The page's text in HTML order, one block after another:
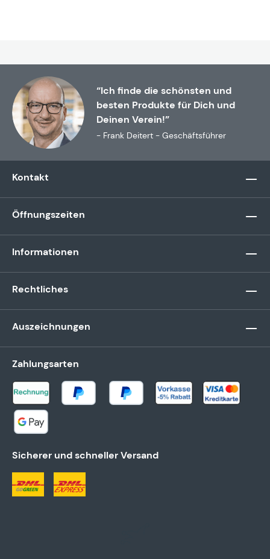
“Ich finde die schönsten und
besten Produkte für Dich und
Deinen Verein!”
- Frank Deitert - Geschäftsführer
Kontakt
Öffnungszeiten
Informationen
Rechtliches
Auszeichnungen
Zahlungsarten
Sicherer und schneller Versand